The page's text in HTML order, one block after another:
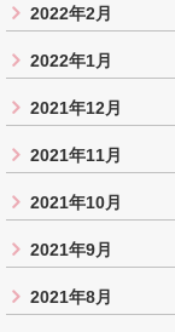
2022年2月
2022年1月
2021年12月
2021年11月
2021年10月
2021年9月
2021年8月